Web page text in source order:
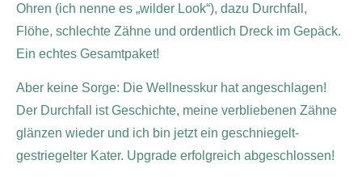
Ohren (ich nenne es „wilder Look“), dazu Durchfall,
Flöhe, schlechte Zähne und ordentlich Dreck im Gepäck.
Ein echtes Gesamtpaket!
Aber keine Sorge: Die Wellnesskur hat angeschlagen!
Der Durchfall ist Geschichte, meine verbliebenen Zähne
glänzen wieder und ich bin jetzt ein geschniegelt-
gestriegelter Kater. Upgrade erfolgreich abgeschlossen!